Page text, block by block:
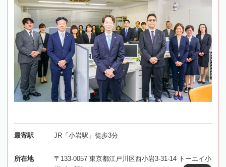
最寄駅 JR「小岩駅」徒歩3分
所在地
〒133-0057 東京都江戸川区西小岩3-31-14 トーエイ小